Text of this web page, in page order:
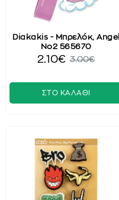
Diakakis - Μπρελόκ, Angel
No2 565670
2.10€ 3.00€
ΣΤΟ ΚΑΛΑΘΙ